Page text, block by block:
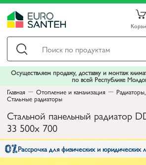
Осуществляем продажу, доставку и монтаж
по всей Республике
Главная
Отопление и канализация
Стальные радиаторы
Стальной панельный радиатор
33 500x 700
Рассрочка для физических и юридических